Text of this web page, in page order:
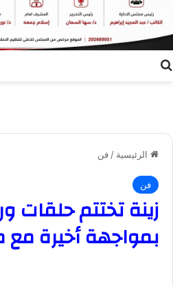
الرئيسية / فن
فن
زينة تختتم حلقات
بمواجهة أخيرة مع